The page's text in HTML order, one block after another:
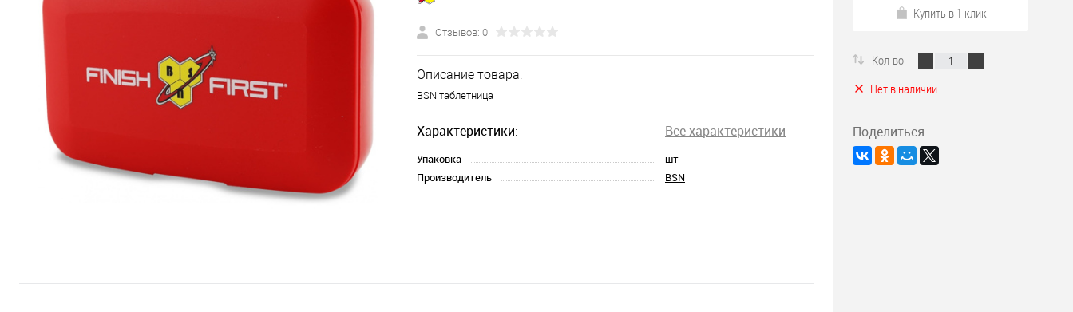
Отзывов: 0
Описание товара:
BSN таблетница
Характеристики: Все характеристики
Упаковка
шт
Производитель
BSN
Купить в 1 клик
Кол-во:
Нет в наличии
Поделиться